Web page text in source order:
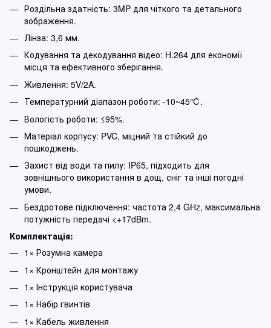
Роздільна здатність: 3MP для чіткого та детального
зображення.
Лінза: 3,6 мм.
Кодування та декодування відео: H.264 для економії
місця та ефективного зберігання.
Живлення: 5V/2A.
Температурний діапазон роботи: -10~45℃.
Вологість роботи: ≤95%.
Матеріал корпусу: PVC, міцний та стійкий до
пошкоджень.
Захист від води та пилу: IP65, підходить для
зовнішнього використання в дощ, сніг та інші погодні
умови.
Бездротове підключення: частота 2,4 GHz, максимальна
потужність передачі <+17dBm.
Комплектація:
1× Розумна камера
1× Кронштейн для монтажу
1× Інструкція користувача
1× Набір гвинтів
1× Кабель живлення